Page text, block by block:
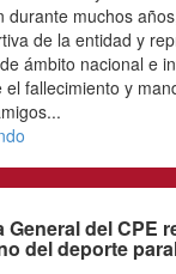
Condolencias por
Sánchez
Fuente:FEDDF
Desde la Federación
con Discapacidad
ruedas eléctrica. Asier
muchos años,